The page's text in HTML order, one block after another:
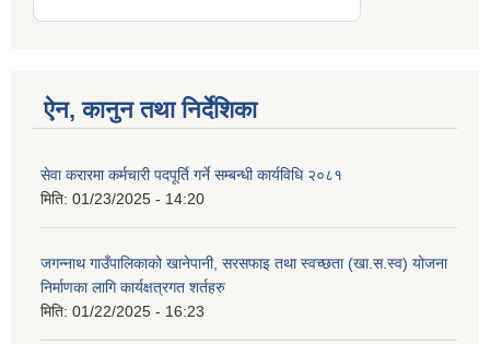
ऐन, कानुन तथा निर्देशिका
सेवा करारमा कर्मचारी पदपूर्ति गर्ने सम्बन्धी कार्यविधि २०८१
मिति: 01/23/2025 - 14:20
जगन्नाथ गाउँपालिकाको खानेपानी, सरसफाइ तथा स्वच्छता (खा.स.स्व) योजना
निर्माणका लागि कार्यक्षत्रगत शर्तहरु
मिति: 01/22/2025 - 16:23